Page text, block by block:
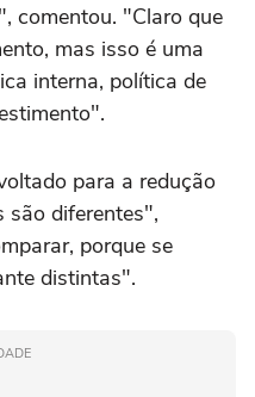
comentou. "Claro que
mas isso é uma
interna, política de
para a redução
são diferentes",
porque se
distintas".